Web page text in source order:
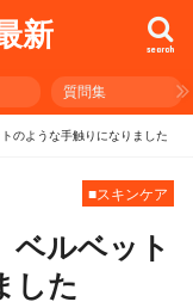
新 search
質問集
のような手触りになりました
■スキンケア
ベルベット
した